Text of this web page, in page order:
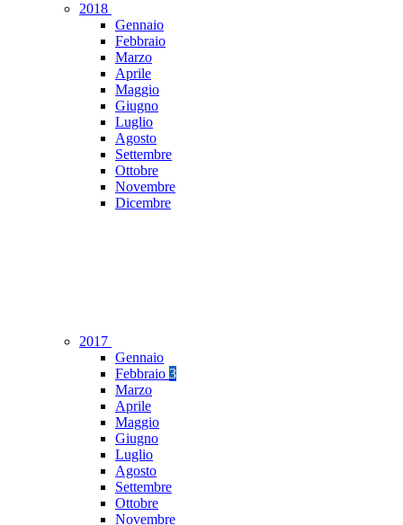
2018
Gennaio
Febbraio
Marzo
Aprile
Maggio
Giugno
Luglio
Agosto
Settembre
Ottobre
Novembre
Dicembre
2017
Gennaio
Febbraio 3
Marzo
Aprile
Maggio
Giugno
Luglio
Agosto
Settembre
Ottobre
Novembre